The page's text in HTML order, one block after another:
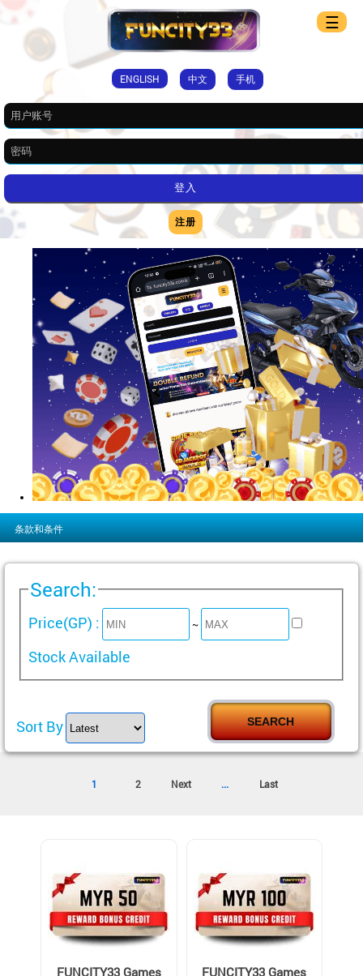
ENGLISH 中文 手机
☰
注册
条款和条件
Search:
Price(GP) : ~
Stock Available
Sort By
1 2 Next ... Last
FUNCITY33 Games
FUNCITY33 Games